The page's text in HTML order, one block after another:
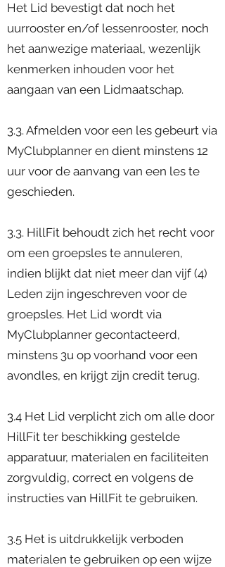
Het Lid bevestigt dat noch het
uurrooster en/of lessenrooster, noch
het aanwezige materiaal, wezenlijk
kenmerken inhouden voor het
aangaan van een Lidmaatschap.
3.3. Afmelden voor een les gebeurt via
MyClubplanner en dient minstens 12
uur voor de aanvang van een les te
geschieden.
3.3. HillFit behoudt zich het recht voor
om een groepsles te annuleren,
indien blijkt dat niet meer dan vijf (4)
Leden zijn ingeschreven voor de
groepsles. Het Lid wordt via
MyClubplanner gecontacteerd,
minstens 3u op voorhand voor een
avondles, en krijgt zijn credit terug.
3.4 Het Lid verplicht zich om alle door
HillFit ter beschikking gestelde
apparatuur, materialen en faciliteiten
zorgvuldig, correct en volgens de
instructies van HillFit te gebruiken.
3.5 Het is uitdrukkelijk verboden
materialen te gebruiken op een wijze